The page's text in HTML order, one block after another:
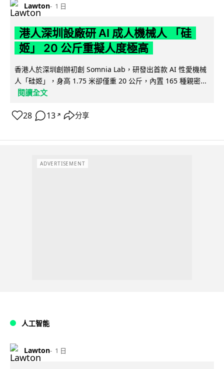
Lawton 1 日
港人深圳設廠研 AI 成人機械人 「硅
姬」 20 公斤重擬人度極高
香港人於深圳創辦初創 Somnia Lab，研發出首款 AI 性愛機械
人「硅姬」，身高 1.75 米卻僅重 20 公斤，內置 165 種親密...
閱讀全文
28 13 ↗ 分享
ADVERTISEMENT
人工智能
Lawton 1 日